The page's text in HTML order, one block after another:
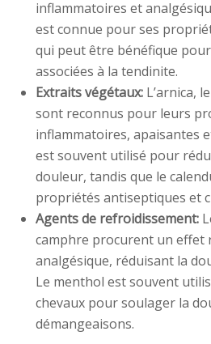
inflammatoires et
est connue pour ses
qui peut être bénéfique
associées à la tendinite.
Extraits végétaux: L’arnica,
sont reconnus pour leurs
inflammatoires, apaisantes
est souvent utilisé pour
douleur, tandis que le
propriétés antiseptiques et
Agents de refroidissement:
camphre procurent un effet
analgésique, réduisant la
Le menthol est souvent
chevaux pour soulager la
démangeaisons.